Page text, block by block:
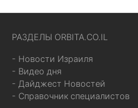
РАЗДЕЛЫ ORBITA.CO.IL
- Новости Израиля
- Видео дня
- Дайджест Новостей
- Справочник специалистов